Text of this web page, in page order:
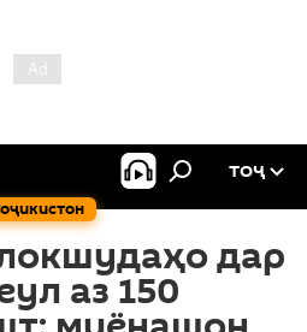
ТОҶ
дар
аз 150